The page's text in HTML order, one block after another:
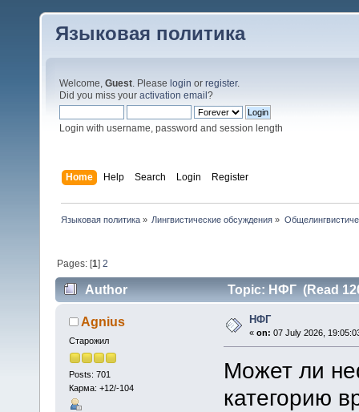
Языковая политика
Welcome, Guest. Please login or register.
Did you miss your activation email ?
Login with username, password and session length
Home Help Search Login Register
Языковая политика» Лингвистические обсуждения »
Pages: [1]2
Author Topic: НФГ (Read
Agnius
Старожил
Posts: 701
Карма: +12/-104
НФГ
«on: 07 July 2026,
Может ли
категорию